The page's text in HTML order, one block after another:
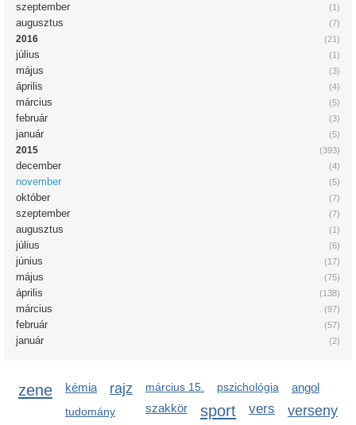
(1)
szeptember
(7)
augusztus
(21)
2016
(1)
július
(3)
május
(4)
április
(5)
március
(3)
február
(5)
január
(393)
2015
(4)
december
(5)
november
(7)
október
(7)
szeptember
(1)
augusztus
(6)
július
(17)
június
(75)
május
(138)
április
(97)
március
(57)
február
(2)
január
zene kémia rajz március 15. pszichológia
angol
szakkör
sport vers verseny
tudomány